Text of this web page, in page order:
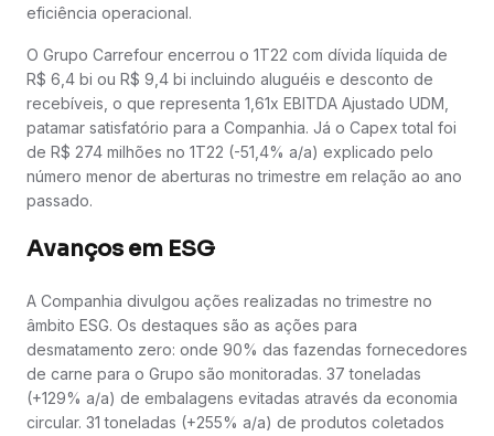
eficiência operacional.
O Grupo Carrefour encerrou o 1T22 com dívida líquida de
R$ 6,4 bi ou R$ 9,4 bi incluindo aluguéis e desconto de
recebíveis, o que representa 1,61x EBITDA Ajustado UDM,
patamar satisfatório para a Companhia. Já o Capex total foi
de R$ 274 milhões no 1T22 (-51,4% a/a) explicado pelo
número menor de aberturas no trimestre em relação ao ano
passado.
Avanços em ESG
A Companhia divulgou ações realizadas no trimestre no
âmbito ESG. Os destaques são as ações para
desmatamento zero: onde 90% das fazendas fornecedores
de carne para o Grupo são monitoradas. 37 toneladas
(+129% a/a) de embalagens evitadas através da economia
circular. 31 toneladas (+255% a/a) de produtos coletados